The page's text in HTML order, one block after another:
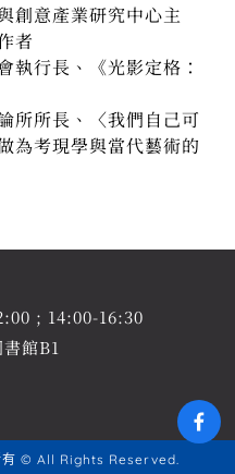
創意產業研究中心主
者
行長、《光影定格：
所長、〈我們自己可
為考現學與當代藝術的
; 14:00-16:30
館B1
有 © All Rights Reserved.